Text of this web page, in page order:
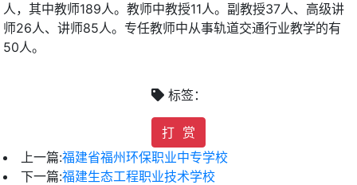
人，其中教师189人。教师中教授11人。副教授37人、高级讲
师26人、讲师85人。专任教师中从事轨道交通行业教学的有
50人。
标签：
打 赏
上一篇:福建省福州环保职业中专学校
下一篇:福建生态工程职业技术学校